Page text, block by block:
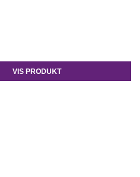
VIS PRODUKT